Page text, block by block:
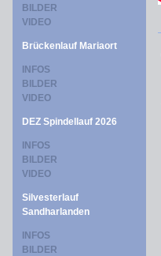
BILDER
VIDEO
Brückenlauf Mariaort
INFOS
BILDER
VIDEO
DEZ Spindellauf 2026
INFOS
BILDER
VIDEO
Silvesterlauf
Sandharlanden
INFOS
BILDER